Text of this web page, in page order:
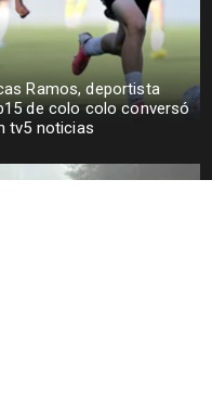
Ramos, deportista
de colo colo conversó
tv5 noticias